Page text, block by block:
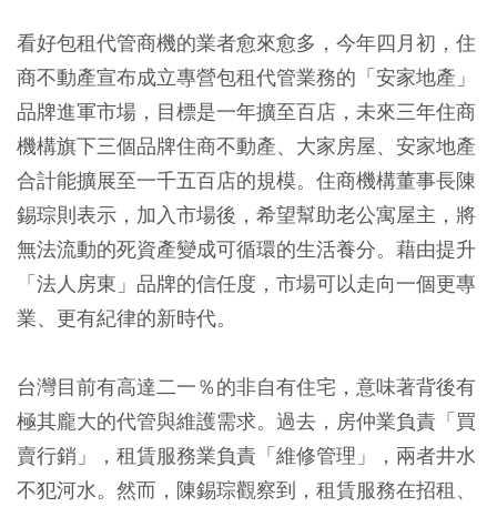
看好包租代管商機的業者愈來愈多，今年四月初，住
商不動產宣布成立專營包租代管業務的「安家地產」
品牌進軍市場，目標是一年擴至百店，未來三年住商
機構旗下三個品牌住商不動產、大家房屋、安家地產
合計能擴展至一千五百店的規模。住商機構董事長陳
錫琮則表示，加入市場後，希望幫助老公寓屋主，將
無法流動的死資產變成可循環的生活養分。藉由提升
「法人房東」品牌的信任度，市場可以走向一個更專
業、更有紀律的新時代。
台灣目前有高達二一％的非自有住宅，意味著背後有
極其龐大的代管與維護需求。過去，房仲業負責「買
賣行銷」，租賃服務業負責「維修管理」，兩者井水
不犯河水。然而，陳錫琮觀察到，租賃服務在招租、